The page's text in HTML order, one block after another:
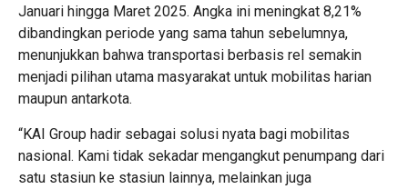
Januari hingga Maret 2025. Angka ini meningkat 8,21%
dibandingkan periode yang sama tahun sebelumnya,
menunjukkan bahwa transportasi berbasis rel semakin
menjadi pilihan utama masyarakat untuk mobilitas harian
maupun antarkota.
“KAI Group hadir sebagai solusi nyata bagi mobilitas
nasional. Kami tidak sekadar mengangkut penumpang dari
satu stasiun ke stasiun lainnya, melainkan juga